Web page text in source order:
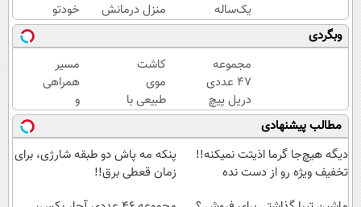
یک‌ساله
پرداختش
کن!
(دریافت
آنی وام)
منزل درمانش
کن
(◀پرسش‌نامه)
خودتو
رو
راحت
و سریع
بفروش
وبگردی
مجموعه
47 عددی
دریل پیچ
گوشتی
شارژی‌ (با
قیمت
فوق‌العاده)
کاشت
موی
طبیعی با
جدیدترین
متدها و
قیمت
عالی
مسیر
همراهی
و
گزارش
عملکرد
گروه
مطالب پیشنهادی
دیگه هیچ‌جا گرما اذیتت نمیکنه!!
تخفیف ویژه رو از دست نده
پنکه مه پاش دو طبقه شارژی، برای
زمان قعطی برق!!